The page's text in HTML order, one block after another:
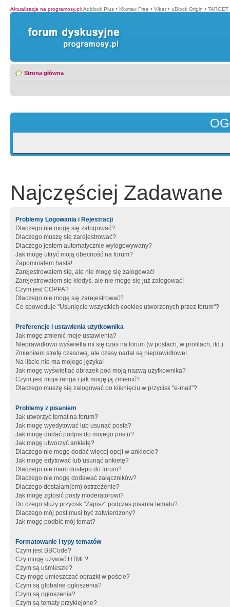
Aktualizacje na programosy.pl: Adblock Plus • Mixmax Free • Viber • uBlock Origin •
Strona główna
Najczęściej Zadawane
Problemy Logowania i Rejestracji
Dlaczego nie mogę się zalogować?
Dlaczego muszę się zarejestrować?
Dlaczego jestem automatycznie wylogowywany?
Jak mogę ukryć moją obecność na forum?
Zapomniałem hasła!
Zarejestrowałem się, ale nie mogę się zalogować!
Zarejestrowałem się kiedyś, ale nie mogę się już zalogować!
Czym jest COPPA?
Dlaczego nie mogę się zarejestrować?
Co spowoduje "Usunięcie wszystkich cookies utworzonych przez forum"?
Preferencje i ustawienia użytkownika
Jak mogę zmienić moje ustawienia?
Nieprawidłowo wyświetla mi się czas na forum (w postach, w profilach, itd.)
Zmieniłem strefę czasową, ale czasy nadal są nieprawidłowe!
Na liście nie ma mojego języka!
Jak mogę wyświetlać obrazek pod moją nazwą użytkownika?
Czym jest moja ranga i jak mogę ją zmienić?
Dlaczego muszę się zalogować po kliknięciu w przycisk "e-mail"?
Problemy z pisaniem
Jak utworzyć temat na forum?
Jak mogę wyedytować lub usunąć posta?
Jak mogę dodać podpis do mojego postu?
Jak mogę utworzyć ankietę?
Dlaczego nie mogę dodać więcej opcji w ankiecie?
Jak mogę edytować lub usunąć ankietę?
Dlaczego nie mam dostępu do forum?
Dlaczego nie mogę dodawać załączników?
Dlaczego dostałam(em) ostrzeżenie?
Jak mogę zgłosić posty moderatorowi?
Do czego służy przycisk "Zapisz" podczas pisania tematu?
Dlaczego mój post musi być zatwierdzony?
Jak mogę podbić mój temat?
Formatowanie i typy tematów
Czym jest BBCode?
Czy mogę używać HTML?
Czym są uśmieszki?
Czy mogę umieszczać obrazki w poście?
Czym są globalne ogłoszenia?
Czym są ogłoszenia?
Czym są tematy przyklejone?